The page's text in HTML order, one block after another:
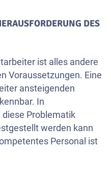
DES
ist alles andere
Voraussetzungen. Eine
ansteigenden
In
Problematik
werden kann
Personal ist